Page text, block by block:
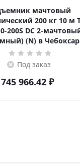
мачтовый
200 кг 10 м TOR
200S DC 2-
(N) в
Под заказ
745 966.42₽